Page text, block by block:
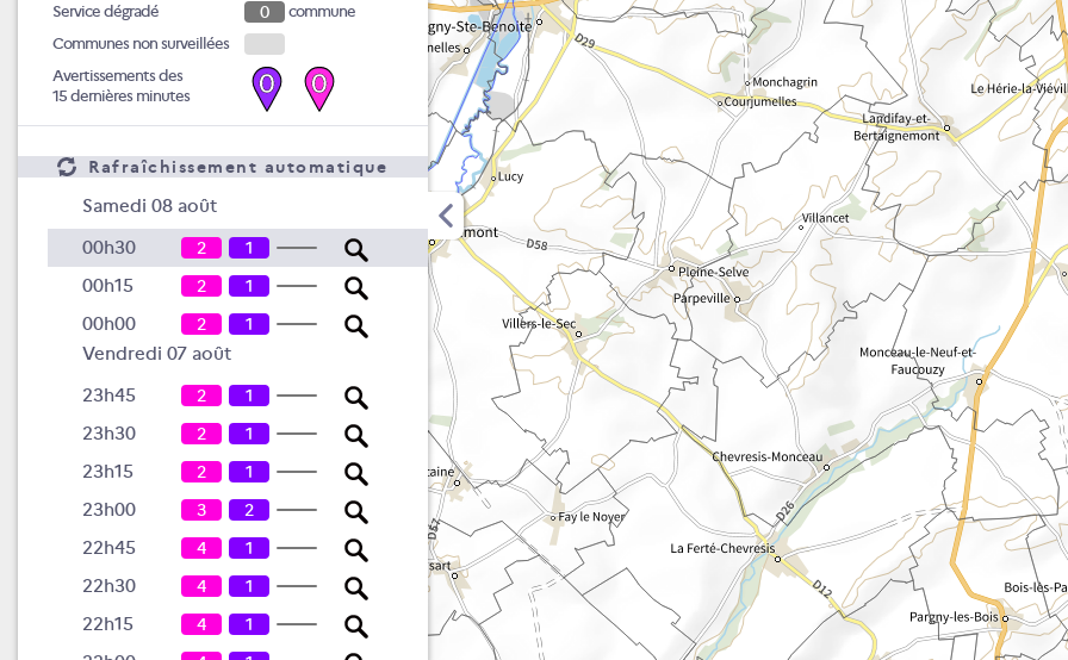
Service dégradé
0
commune
Communes non surveillées
Avertissements des
15 dernières minutes
0 0
Rafraîchissement automatique
Samedi 08 août
00h30
2
1
00h15
2
1
00h00
2
1
Vendredi 07 août
23h45
2
1
23h30
2
1
23h15
2
1
23h00
3
2
22h45
4
1
22h30
4
1
22h15
4
1